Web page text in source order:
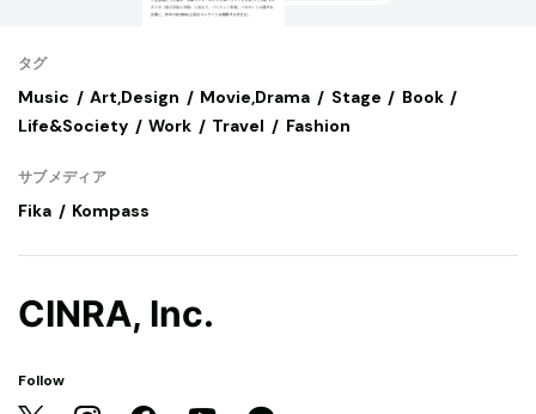
タグ
Music Art,Design Movie,Drama Stage
Book
Life&Society
Work Travel Fashion
サブメディア
Fika Kompass
CINRA, Inc.
Follow